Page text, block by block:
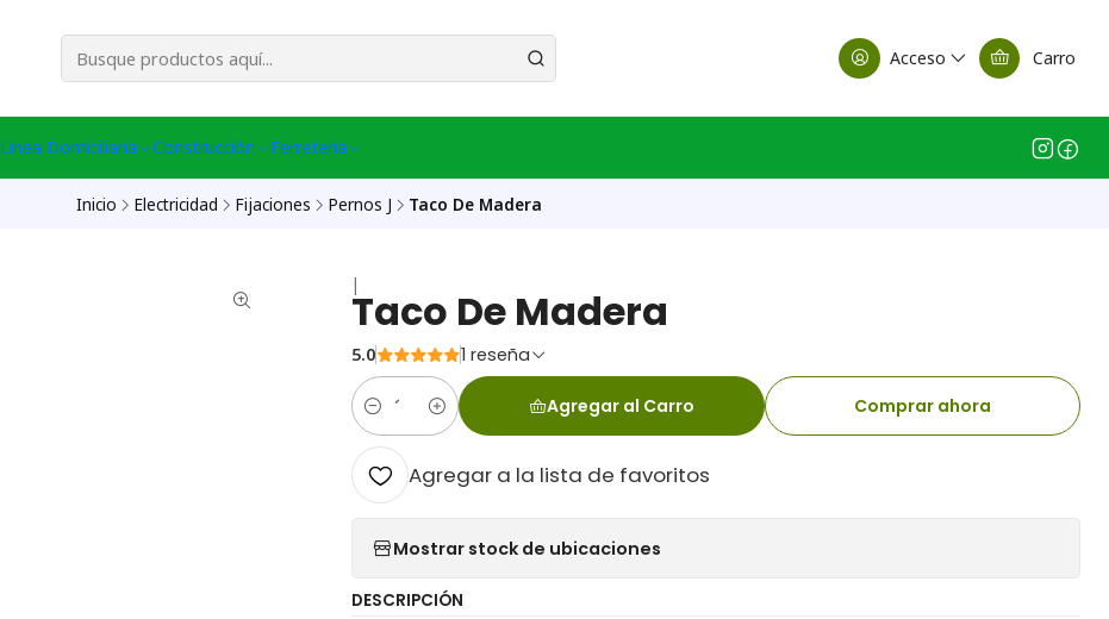
Acceso Carro
Linea Domiciliaria Construcción Ferreteria
Inicio Electricidad Fijaciones Pernos J Taco De Madera
|
Taco De Madera
5.0 1 reseña
Cantidad
Agregar al Carro Comprar ahora
Agregar a la lista de favoritos
Mostrar stock de ubicaciones
DESCRIPCIÓN